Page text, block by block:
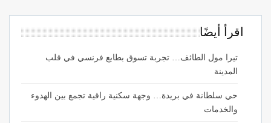
اقرأ أيضًا
تيرا مول الطائف… تجربة تسوق بطابع فرنسي في قلب
المدينة
حي سلطانة في بريدة… وجهة سكنية راقية تجمع بين الهدوء
والخدمات